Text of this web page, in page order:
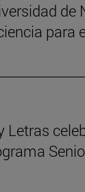
de
para